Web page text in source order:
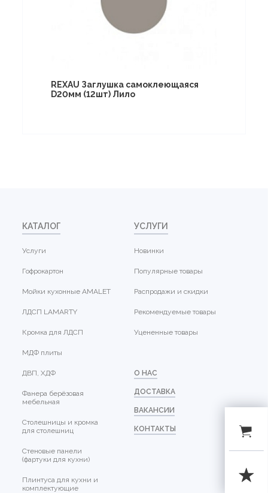
REXAU Заглушка самоклеющаяся
D20мм (12шт) Лило
КАТАЛОГ
Услуги
Гофрокартон
Мойки кухонные AMALET
ЛДСП LAMARTY
Кромка для ЛДСП
МДФ плиты
ДВП, ХДФ
Фанера берёзовая
мебельная
Столешницы и кромка
для столешниц
Стеновые панели
(фартуки для кухни)
Плинтуса для кухни и
комплектующие
УСЛУГИ
Новинки
Популярные товары
Распродажи и скидки
Рекомендуемые товары
Уцененные товары
О НАС
ДОСТАВКА
ВАКАНСИИ
КОНТАКТЫ